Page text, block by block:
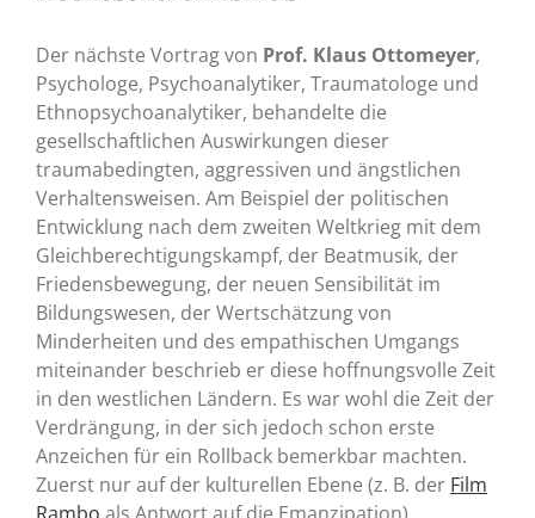
Der nächste Vortrag von Prof. Klaus Ottomeyer,
Psychologe, Psychoanalytiker, Traumatologe und
Ethnopsychoanalytiker, behandelte die
gesellschaftlichen Auswirkungen dieser
traumabedingten, aggressiven und ängstlichen
Verhaltensweisen. Am Beispiel der politischen
Entwicklung nach dem zweiten Weltkrieg mit dem
Gleichberechtigungskampf, der Beatmusik, der
Friedensbewegung, der neuen Sensibilität im
Bildungswesen, der Wertschätzung von
Minderheiten und des empathischen Umgangs
miteinander beschrieb er diese hoffnungsvolle Zeit
in den westlichen Ländern. Es war wohl die Zeit der
Verdrängung, in der sich jedoch schon erste
Anzeichen für ein Rollback bemerkbar machten.
Zuerst nur auf der kulturellen Ebene (z. B. der Film